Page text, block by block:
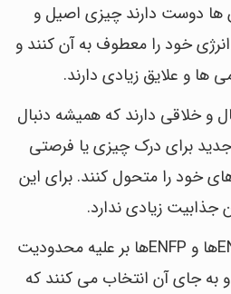
ها دوست دارند چیزی اصیل و
انرژی خود را معطوف به آن کنند و
و علایق زیادی دارند.
خلاقی دارند که همیشه دنبال
برای درک چیزی یا فرصتی
خود را متحول کنند. برای این
زیادی ندارد.
در حقیقت بسیاری از ENTPها و ENFPها بر علیه محدودیت
به جای آن انتخاب می کنند که